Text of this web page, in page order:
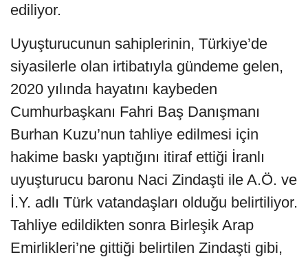
ediliyor.
Uyuşturucunun sahiplerinin, Türkiye’de
siyasilerle olan irtibatıyla gündeme gelen,
2020 yılında hayatını kaybeden
Cumhurbaşkanı Fahri Baş Danışmanı
Burhan Kuzu’nun tahliye edilmesi için
hakime baskı yaptığını itiraf ettiği İranlı
uyuşturucu baronu Naci Zindaşti ile A.Ö. ve
İ.Y. adlı Türk vatandaşları olduğu belirtiliyor.
Tahliye edildikten sonra Birleşik Arap
Emirlikleri’ne gittiği belirtilen Zindaşti gibi,